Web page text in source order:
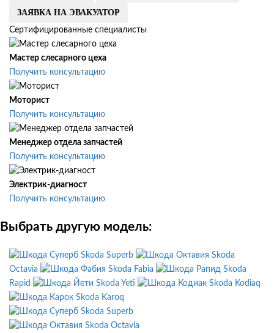
ЗАЯВКА НА ЭВАКУАТОР
Сертифицированные специалисты
Мастер слесарного цеха
Получить консультацию
Моторист
Получить консультацию
Менеджер отдела запчастей
Получить консультацию
Электрик-диагност
Получить консультацию
Выбрать другую модель:
Skoda Superb
Skoda
Octavia
Skoda Fabia
Skoda
Rapid
Skoda Yeti
Skoda Kodiaq
Skoda Karoq
Skoda Superb
Skoda Octavia